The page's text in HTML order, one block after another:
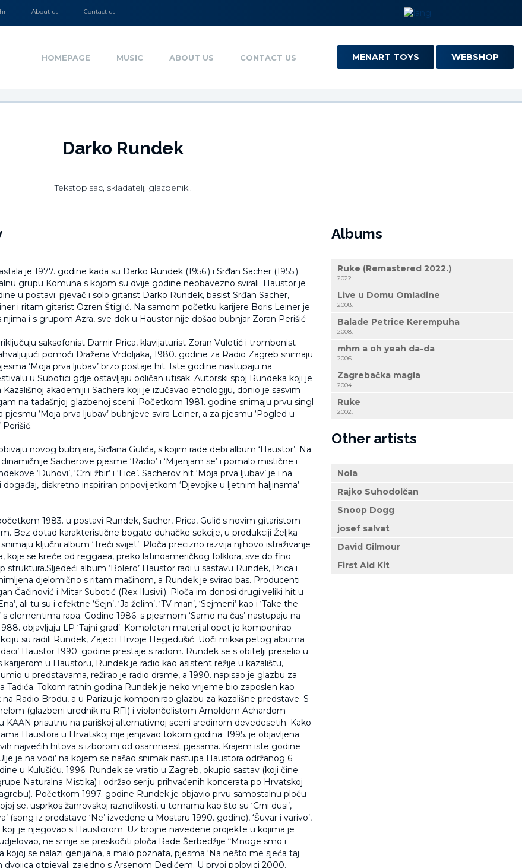
About us Contact us
HOMEPAGE MUSIC ABOUT US CONTACT US MENART TOYS WEBSHOP
Darko Rundek
Tekstopisac, skladatelj, glazbenik..
je 1977. godine kada su Darko Rundek (1956.) i Srđan Sacher (1955.)
grupu Komuna s kojom su dvije godine neobavezno svirali. Haustor je
u postavi: pjevač i solo gitarist Darko Rundek, basist Srđan Sacher,
i ritam gitarist Ozren Štiglić. Na samom početku karijere Boris Leiner je
njima i s grupom Azra, sve dok u Haustor nije došao bubnjar Zoran Perišić
saksofonist Damir Prica, klavijaturist Zoran Vuletić i trombonist
pomoći Dražena Vrdoljaka, 1980. godine za Radio Zagreb snimaju
‘Moja prva ljubav’ brzo postaje hit. Iste godine nastupaju na
u Subotici gdje ostavljaju odličan utisak. Autorski spoj Rundeka koji je
Kazališnoj akademiji i Sachera koji je izučavao etnologiju, donio je sasvim
na tadašnjoj glazbenoj sceni. Početkom 1981. godine snimaju prvu singl
‘Moja prva ljubav’ bubnjeve svira Leiner, a za pjesmu ‘Pogled u
Perišić.
novog bubnjara, Srđana Gulića, s kojim rade debi album ‘Haustor’. Na
Sacherove pjesme ‘Radio’ i ‘Mijenjam se’ i pomalo mistične i
‘Duhovi’, ‘Crni žbir’ i ‘Lice’. Sacherov hit ‘Moja prva ljubav’ je i na
diskretno inspiriran pripovijetkom ‘Djevojke u ljetnim haljinama’
1983. u postavi Rundek, Sacher, Prica, Gulić s novim gitaristom
Bez dotad karakteristične bogate duhačke sekcije, u produkciji Željka
ključni album ‘Treći svijet’. Ploča precizno razvija njihovo istraživanje
koje se kreće od reggaea, preko latinoameričkog folklora, sve do fino
struktura.Sljedeći album ‘Bolero’ Haustor radi u sastavu Rundek, Prica i
djelomično s ritam mašinom, a Rundek je svirao bas. Producenti
Čačinović i Mitar Subotić (Rex Ilusivii). Ploča im donosi drugi veliki hit u
ali tu su i efektne ‘Šejn’, ‘Ja želim’, ‘TV man’, ‘Sejmeni’ kao i ‘Take the
s elementima rapa. Godine 1986. s pjesmom ‘Samo na čas’ nastupaju na
objavljuju LP ‘Tajni grad’. Kompletan materijal opet je komponirao
su radili Rundek, Zajec i Hrvoje Hegedušić. Uoči miksa petog albuma
Haustor 1990. godine prestaje s radom. Rundek se s obitelji preselio u
karijerom u Haustoru, Rundek je radio kao asistent režije u kazalištu,
u predstavama, režirao je radio drame, a 1990. napisao je glazbu za
Tadića. Tokom ratnih godina Rundek je neko vrijeme bio zaposlen kao
Radio Brodu, a u Parizu je komponirao glazbu za kazališne predstave. S
(glazbeni urednik na RFI) i violončelistom Arnoldom Achardom
KAAN prisutnu na pariškoj alternativnoj sceni sredinom devedesetih. Kako
Haustora u Hrvatskoj nije jenjavao tokom godina. 1995. je objavljena
najvećih hitova s izborom od osamnaest pjesama. Krajem iste godine
je na vodi’ na kojem se našao snimak nastupa Haustora održanog 6.
u Kulušiću. 1996. Rundek se vratio u Zagreb, okupio sastav (koji čine
Naturalna Mistika) i održao seriju prihvaćenih koncerata po Hrvatskoj
Početkom 1997. godine Rundek je objavio prvu samostalnu ploču
se, usprkos žanrovskoj raznolikosti, u temama kao što su ‘Crni dusi’,
(song iz predstave ‘Ne’ izvedene u Mostaru 1990. godine), ‘Šuvar i varivo’,
koji je njegovao s Haustorom. Uz brojne navedene projekte u kojima je
ne smije se preskočiti ploča Rade Šerbedžije “Mnoge smo i
kojoj se nalazi genijalna, a malo poznata, pjesma ‘Na nešto me sjeća taj
dvojica otpjevali zajedno s Arsenom Dedićem. U prvoj polovici 2000.
Albums
Ruke (Remastered 2022.)
2022.
Live u Domu Omladine
2008.
Balade Petrice Kerempuha
2008.
mhm a oh yeah da-da
2006.
Zagrebačka magla
2004.
Ruke
2002.
Other artists
Nola
Rajko Suhodolčan
Snoop Dogg
josef salvat
David Gilmour
First Aid Kit